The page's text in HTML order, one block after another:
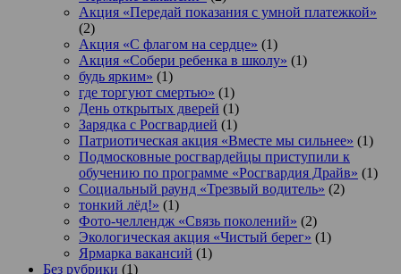
Акция «Передай показания с умной платежкой»
(2)
Акция «С флагом на сердце» (1)
Акция «Собери ребенка в школу» (1)
будь ярким» (1)
где торгуют смертью» (1)
День открытых дверей (1)
Зарядка с Росгвардией (1)
Патриотическая акция «Вместе мы сильнее» (1)
Подмосковные росгвардейцы приступили к
обучению по программе «Росгвардия Драйв» (1)
Социальный раунд «Трезвый водитель» (2)
тонкий лёд!» (1)
Фото-челлендж «Связь поколений» (2)
Экологическая акция «Чистый берег» (1)
Ярмарка вакансий (1)
Без рубрики (1)